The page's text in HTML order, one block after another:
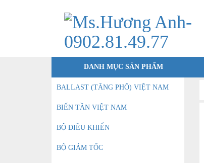
DANH MỤC SẢN PHẨM
BALLAST (TĂNG PHÔ) VIỆT NAM
BIẾN TẦN VIỆT NAM
BỘ ĐIỀU KHIỂN
BỘ GIẢM TỐC